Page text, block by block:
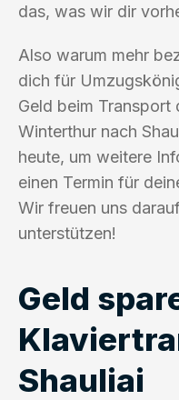
das, was wir dir
Also warum mehr
dich für
Geld beim Transport
Winterthur nach
heute, um weitere
einen Termin für
Wir freuen uns
unterstützen!
Geld
Shauliai